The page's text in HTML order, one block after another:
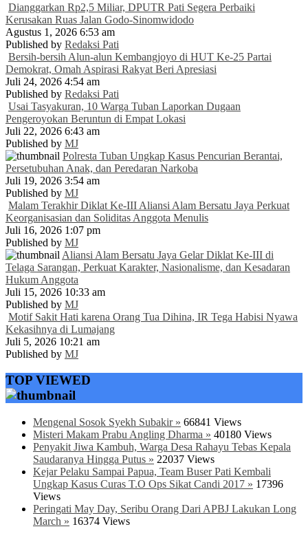
Dianggarkan Rp2,5 Miliar, DPUTR Pati Segera Perbaiki
Kerusakan Ruas Jalan Godo-Sinomwidodo
Agustus 1, 2026 6:53 am
Published by Redaksi Pati
Bersih-bersih Alun-alun Kembangjoyo di HUT Ke-25 Partai
Demokrat, Omah Aspirasi Rakyat Beri Apresiasi
Juli 24, 2026 4:54 am
Published by Redaksi Pati
Usai Tasyakuran, 10 Warga Tuban Laporkan Dugaan
Pengeroyokan Beruntun di Empat Lokasi
Juli 22, 2026 6:43 am
Published by MJ
Polresta Tuban Ungkap Kasus Pencurian Berantai,
Persetubuhan Anak, dan Peredaran Narkoba
Juli 19, 2026 3:54 am
Published by MJ
Malam Terakhir Diklat Ke-III Aliansi Alam Bersatu Jaya Perkuat
Keorganisasian dan Soliditas Anggota Menulis
Juli 16, 2026 1:07 pm
Published by MJ
Aliansi Alam Bersatu Jaya Gelar Diklat Ke-III di
Telaga Sarangan, Perkuat Karakter, Nasionalisme, dan Kesadaran
Hukum Anggota
Juli 15, 2026 10:33 am
Published by MJ
Motif Sakit Hati karena Orang Tua Dihina, IR Tega Habisi Nyawa
Kekasihnya di Lumajang
Juli 5, 2026 10:21 am
Published by MJ
TOP VIEWED
Mengenal Sosok Syekh Subakir » 66841 Views
Misteri Makam Prabu Angling Dharma » 40180 Views
Penyakit Jiwa Kambuh, Warga Desa Rahayu Tebas Kepala
Saudaranya Hingga Putus » 22037 Views
Kejar Pelaku Sampai Papua, Team Buser Pati Kembali
Ungkap Kasus Curas T.O Ops Sikat Candi 2017 » 17396
Views
Peringati May Day, Seribu Orang Dari APBJ Lakukan Long
March » 16374 Views